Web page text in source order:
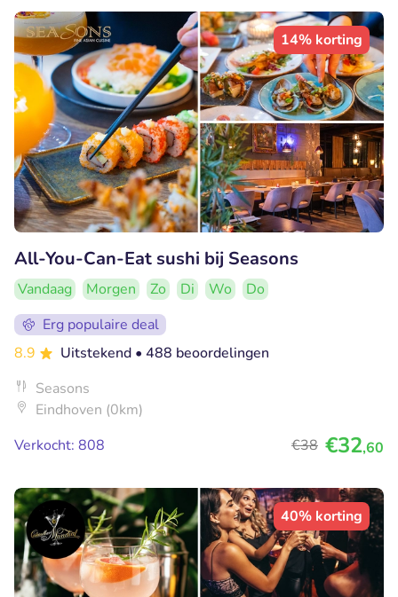
14% korting
All-You-Can-Eat sushi bij Seasons
Vandaag Morgen Zo Di Wo
Do
Erg populaire deal
8.9
Uitstekend • 488 beoordelingen
Seasons
Eindhoven (0km)
Verkocht: 808
€38 €32,60
40% korting